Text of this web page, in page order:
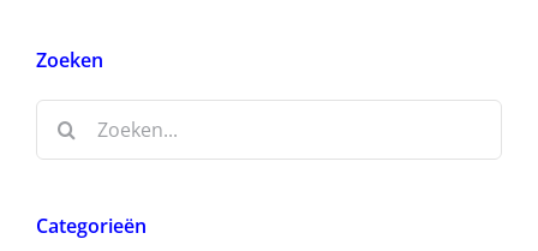
Zoeken
Zoeken
naar:
Categorieën